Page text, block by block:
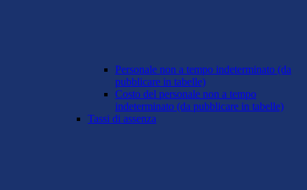
Personale non a tempo indeterminato (da
pubblicare in tabelle)
Costo del personale non a tempo
indeterminato (da pubblicare in tabelle)
Tassi di assenza